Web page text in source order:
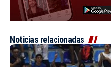
Noticias relacionadas